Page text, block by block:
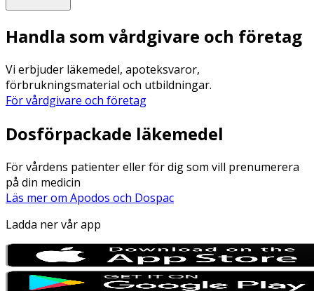
Handla som vårdgivare och företag
Vi erbjuder läkemedel, apoteksvaror,
förbrukningsmaterial och utbildningar.
För vårdgivare och företag
Dosförpackade läkemedel
För vårdens patienter eller för dig som vill prenumerera
på din medicin
Läs mer om Apodos och Dospac
Ladda ner vår app